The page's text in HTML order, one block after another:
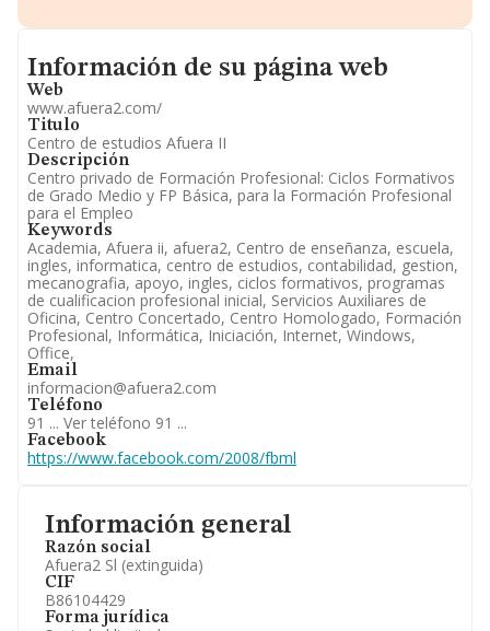
Información general
Razón social
Afuera2 Sl (extinguida)
CIF
B86104429
Forma jurídica
Información oficial y registral complementaria.
Informacion de su página web
Información de su página web
Web
www.afuera2.com/
Titulo
Centro de estudios Afuera II
Descripción
Centro privado de Formación Profesional: Ciclos Formativos
de Grado Medio y FP Básica, para la Formación Profesional
para el Empleo
Keywords
Academia, Afuera ii, afuera2, Centro de enseñanza, escuela,
ingles, informatica, centro de estudios, contabilidad, gestion,
mecanografia, apoyo, ingles, ciclos formativos, programas
de cualificacion profesional inicial, Servicios Auxiliares de
Oficina, Centro Concertado, Centro Homologado, Formación
Profesional, Informática, Iniciación, Internet, Windows,
Office,
Email
informacion@afuera2.com
Teléfono
91 ... Ver teléfono 91 ...
Facebook
https://www.facebook.com/2008/fbml